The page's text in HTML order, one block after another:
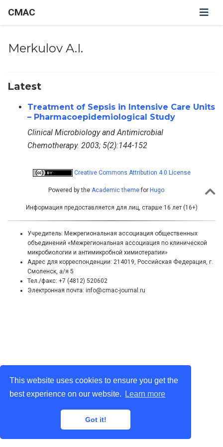
This website uses cookies to ensure you get the
best experience on our website.
Learn more
Got it!
CMAC
Merkulov A.I.
Latest
Treatment of Sepsis in Intensive Care Units
– Pharmacoepidemiological Study
Clinical Microbiology and Antimicrobial
Chemotherapy. 2003; 5(2):144-152
Creative Commons Attribution 4.0 License
Powered by the Academic themefor Hugo
Информация предоставляется для лиц, старше 16 лет (16+)
Учредитель: Межрегиональная ассоциация общественных
объединений «Межрегиональная ассоциация по клинической
микробиологии и антимикробной химиотерапии»
Адрес для корреспонденции: 214019, Российская Федерация, г.
Смоленск, а/я 5
Тел./факс: +7 (4812) 520602
Электронная почта: info@cmac-journal.ru